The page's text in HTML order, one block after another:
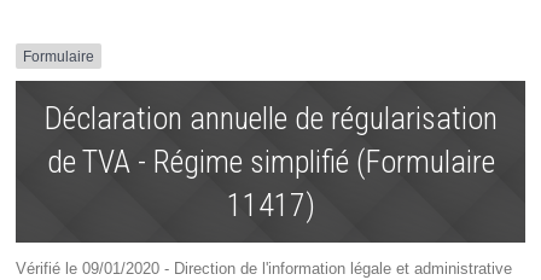
Formulaire
Déclaration annuelle de régularisation
de TVA - Régime simplifié (Formulaire
11417)
Vérifié le 09/01/2020 - Direction de l'information légale et administrative